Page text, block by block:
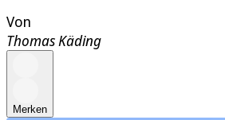
Von
Thomas Käding
Merken